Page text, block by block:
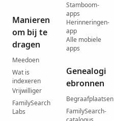
Manieren
om bij te
dragen
Meedoen
Wat is
indexeren
Vrijwilliger
FamilySearch
Labs
Stamboom-
apps
Herinneringen-
app
Alle mobiele
apps
Genealogi
ebronnen
Begraafplaatsen
FamilySearch-